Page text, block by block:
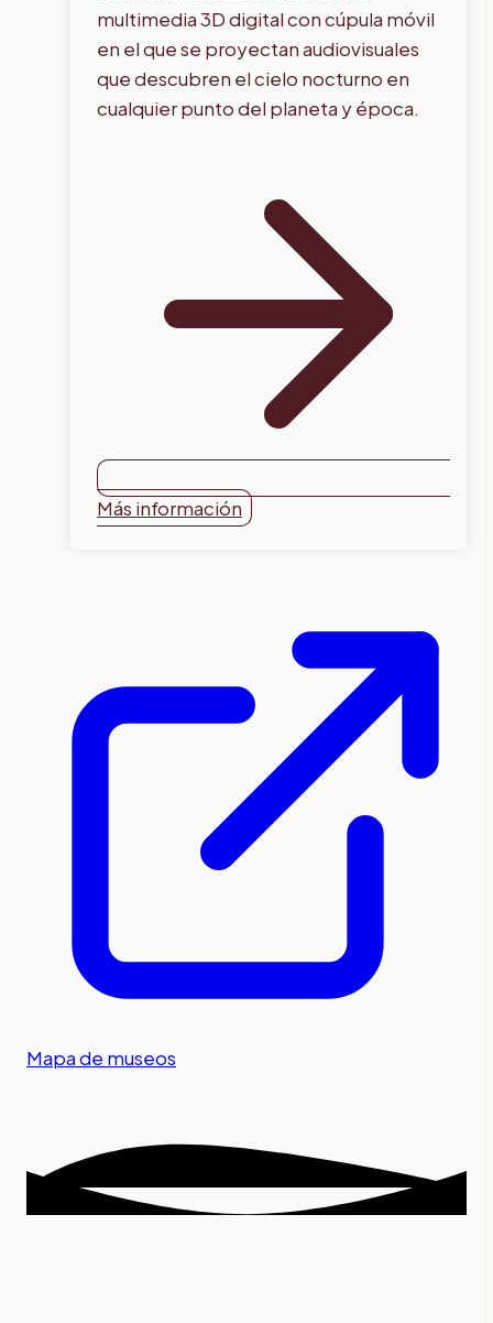
multimedia 3D digital con cúpula móvil
en el que se proyectan audiovisuales
que descubren el cielo nocturno en
cualquier punto del planeta y época.
Más información
Mapa de museos